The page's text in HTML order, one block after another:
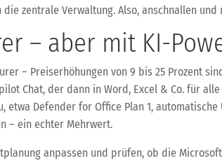
zentrale Verwaltung. Also, anschnallen
– aber mit KI-
– Preiserhöhungen von 9 bis 25 Prozent
Chat, der dann in Word, Excel & Co. für
Defender for Office Plan 1, automatische
– ein echter Mehrwert.
anpassen und prüfen, ob die